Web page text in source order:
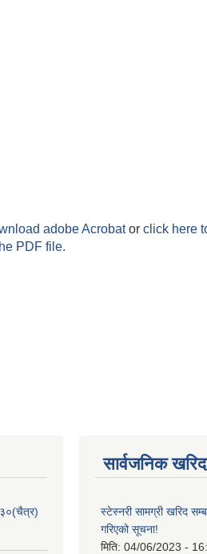
adobe Acrobator click here
PDF file.
सार्वजनिक
स्टेस्नरी सामग्री खरिद
गरिएको सूचना!
मिति: 04/06/2023 -